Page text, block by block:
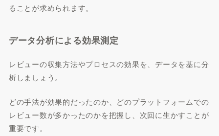
ることが求められます。
データ分析による効果測定
レビューの収集方法やプロセスの効果を、データを基に分
析しましょう。
どの手法が効果的だったのか、どのプラットフォームでの
レビュー数が多かったのかを把握し、次回に生かすことが
重要です。